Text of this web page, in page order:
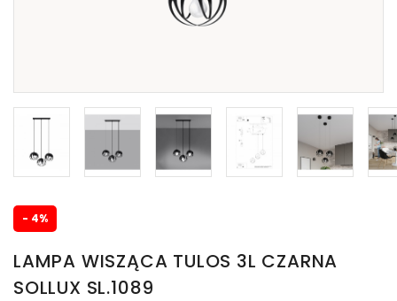
- 4%
LAMPA WISZĄCA TULOS 3L CZARNA
SOLLUX SL.1089